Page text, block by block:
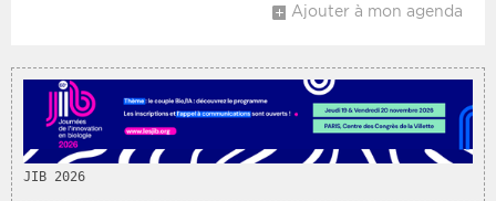
Ajouter à mon agenda
JIB 2026